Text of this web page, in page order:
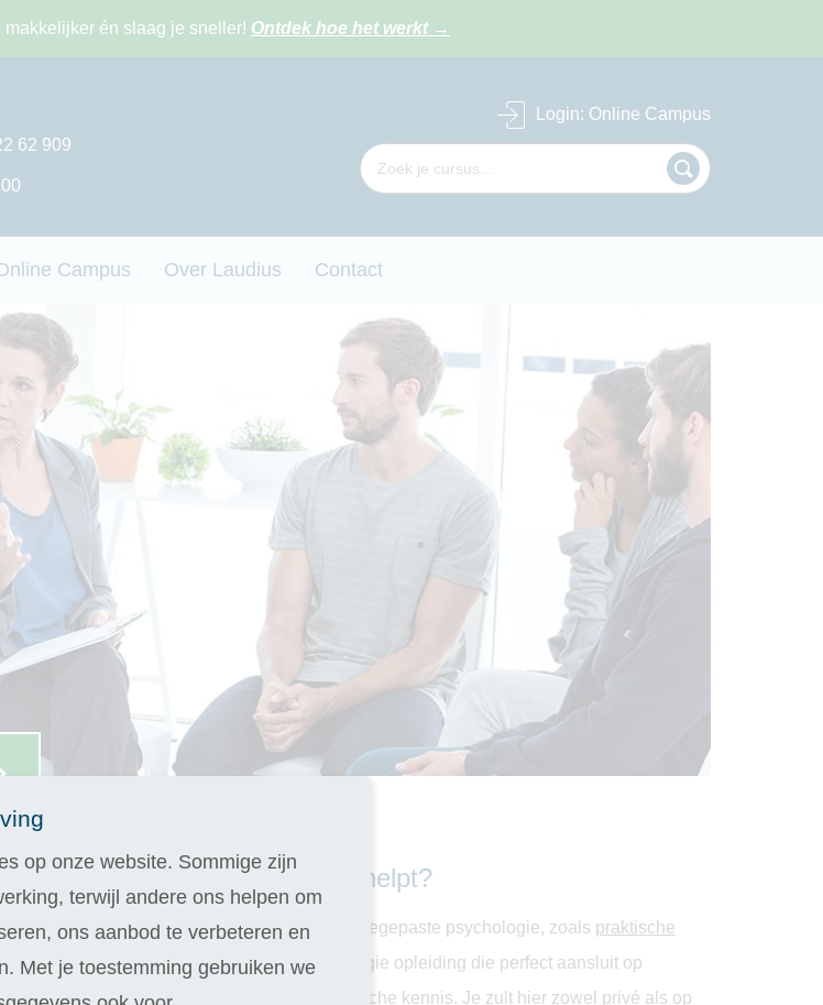
én slaag je sneller! Ontdek hoe het werkt →
Login: Online Campus
62 909
Campus Over Laudius Contact
of beroepsmatig verder helpt?
algemene cursus op het gebied van toegepaste psychologie, zoals praktische
: we zorgen altijd voor een psychologie opleiding die perfect aansluit op
maar hapklare direct toepasbare psychologische kennis. Je zult hier zowel privé als op
op onze website. Sommige zijn
terwijl andere ons helpen om
ons aanbod te verbeteren en
Met je toestemming gebruiken we